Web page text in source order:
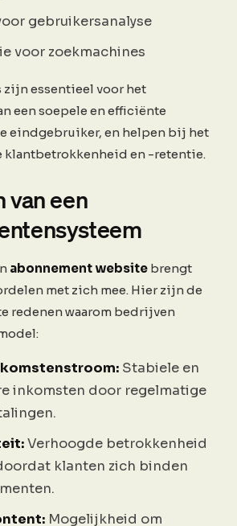
gebruikersanalyse
voor zoekmachines
zijn essentieel voor het
een soepele en efficiënte
eindgebruiker, en helpen bij het
klantbetrokkenheid en -retentie.
van een
abonnement website brengt
met zich mee. Hier zijn de
redenen waarom bedrijven
Stabiele en
inkomsten door regelmatige
Verhoogde betrokkenheid
klanten zich binden
Mogelijkheid om